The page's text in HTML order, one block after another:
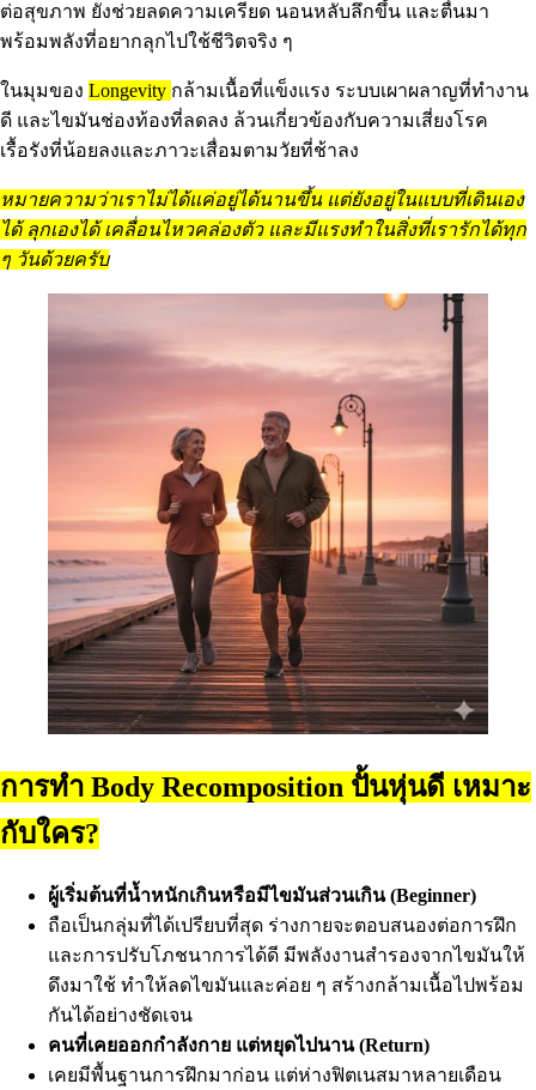
ต่อสุขภาพ ยังช่วยลดความเครียด นอนหลับลึกขึ้น และตื่นมา
พร้อมพลังที่อยากลุกไปใช้ชีวิตจริง ๆ
ในมุมของ Longevity กล้ามเนื้อที่แข็งแรง ระบบเผาผลาญที่ทำงาน
ดี และไขมันช่องท้องที่ลดลง ล้วนเกี่ยวข้องกับความเสี่ยงโรค
เรื้อรังที่น้อยลงและภาวะเสื่อมตามวัยที่ช้าลง
หมายความว่าเราไม่ได้แค่อยู่ได้นานขึ้น แต่ยังอยู่ในแบบที่เดินเอง
ได้ ลุกเองได้ เคลื่อนไหวคล่องตัว และมีแรงทำในสิ่งที่เรารักได้ทุก
ๆ วันด้วยครับ
การทำ Body Recomposition ปั้นหุ่นดี เหมาะ
กับใคร?
ผู้เริ่มต้นที่น้ำหนักเกินหรือมีไขมันส่วนเกิน (Beginner)
ถือเป็นกลุ่มที่ได้เปรียบที่สุด ร่างกายจะตอบสนองต่อการฝึก
และการปรับโภชนาการได้ดี มีพลังงานสำรองจากไขมันให้
ดึงมาใช้ ทำให้ลดไขมันและค่อย ๆ สร้างกล้ามเนื้อไปพร้อม
กันได้อย่างชัดเจน
คนที่เคยออกกำลังกาย แต่หยุดไปนาน (Return)
เคยมีพื้นฐานการฝึกมาก่อน แต่ห่างฟิตเนสมาหลายเดือน